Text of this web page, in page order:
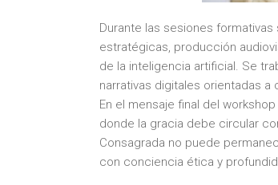
Durante las sesiones
estratégicas, producción
de la inteligencia artificial. Se
narrativas digitales orientadas
En el mensaje final del
donde la gracia debe circular
Consagrada no puede
con conciencia ética y